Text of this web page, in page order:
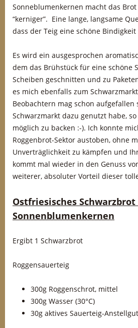
Sonneblumenkernen macht das
“kerniger”. Eine lange, langsame
dass der Teig eine schöne
Es wird ein ausgesprochen
dem das Brühstück für eine schöne
Scheiben geschnitten und zu
es mich ebenfalls zum
Beobachtern mag schon aufgefallen
Schwarzmarkt dazu genutzt habe,
möglich zu backen :-). Ich konnte
Roggenbrot-Sektor austoben, ohne
Unverträglichkeit zu kämpfen und
kommt mal wieder in den Genuss
weiterer, absoluter Vorteil dieser
Ostfriesisches
Sonnenblumenkernen
Ergibt 1 Schwarzbrot
Roggensauerteig
300g Roggenschrot, mittel
300g Wasser (30°C)
30g aktives Sauerteig-Anstellgut